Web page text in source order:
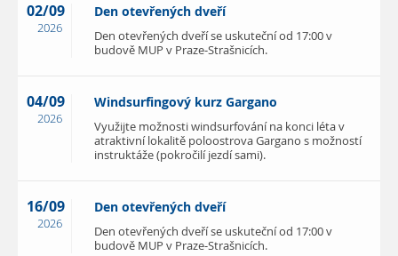
02/09
2026
Den otevřených dveří
Den otevřených dveří se uskuteční od 17:00 v
budově MUP v Praze-Strašnicích.
04/09
2026
Windsurfingový kurz Gargano
Využijte možnosti windsurfování na konci léta v
atraktivní lokalitě poloostrova Gargano s možností
instruktáže (pokročilí jezdí sami).
16/09
2026
Den otevřených dveří
Den otevřených dveří se uskuteční od 17:00 v
budově MUP v Praze-Strašnicích.